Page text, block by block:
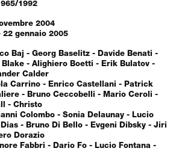
1992
2004
22 gennaio 2005
Baj - Georg Baselitz - Davide Benati -
Blake - Alighiero Boetti - Erik Bulatov -
Calder
Carrino - Enrico Castellani - Patrick
- Bruno Ceccobelli - Mario Ceroli -
- Christo
Colombo - Sonia Delaunay - Lucio
- Bruno Di Bello - Evgeni Dibsky - Jiri
Dorazio
Fabbri - Dario Fo - Lucio Fontana -